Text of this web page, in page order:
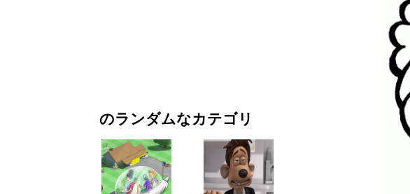
のランダムなカテゴリ